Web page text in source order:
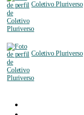
Coletivo Pluriverso
Coletivo Pluriverso